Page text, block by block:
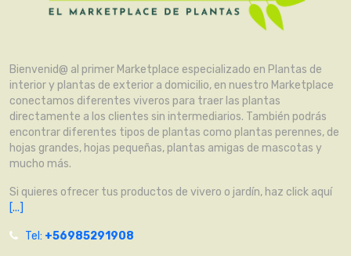
Bienvenid@ al primer Marketplace especializado en Plantas de
interior y plantas de exterior a domicilio, en nuestro Marketplace
conectamos diferentes viveros para traer las plantas
directamente a los clientes sin intermediarios. También podrás
encontrar diferentes tipos de plantas como plantas perennes, de
hojas grandes, hojas pequeñas, plantas amigas de mascotas y
mucho más.
Si quieres ofrecer tus productos de vivero o jardín, haz click aquí
[...]
Tel: +56985291908